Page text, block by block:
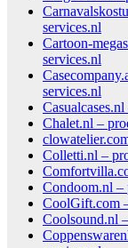
services.nl
Cartoon-
services.nl
services.nl
Chalet.nl –
Colletti.nl –
Condoom.nl –
CoolGift.com
Coolsound.nl